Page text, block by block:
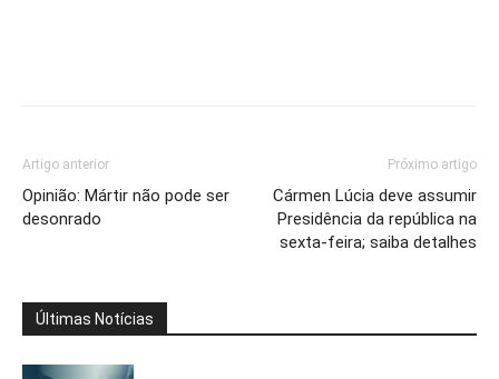
Artigo anterior
Opinião: Mártir não pode ser
desonrado
Próximo artigo
Cármen Lúcia deve assumir
Presidência da república na
sexta-feira; saiba detalhes
Últimas Notícias